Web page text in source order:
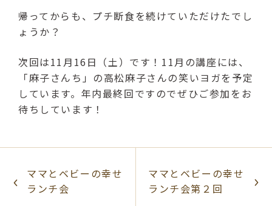
帰ってからも、プチ断食を続けていただけたでし
ょうか？
次回は11月16日（土）です！11月の講座には、
「麻子さんち」の高松麻子さんの笑いヨガを予定
しています。年内最終回ですのでぜひご参加をお
待ちしています！
ママとベビーの幸せ
ランチ会
ママとベビーの幸せ
ランチ会第２回